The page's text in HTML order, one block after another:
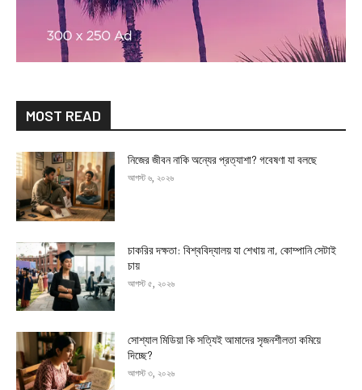
MOST READ
নিজের জীবন নাকি অন্যের প্রত্যাশা? গবেষণা যা বলছে
আগস্ট ৬, ২০২৬
চাকরির দক্ষতা: বিশ্ববিদ্যালয় যা শেখায় না, কোম্পানি সেটাই
চায়
আগস্ট ৫, ২০২৬
সোশ্যাল মিডিয়া কি সত্যিই আমাদের সৃজনশীলতা কমিয়ে
দিচ্ছে?
আগস্ট ৩, ২০২৬